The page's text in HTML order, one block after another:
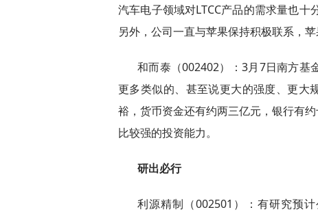
汽车电子领域对LTCC产品的需求量也十
另外，公司一直与苹果保持积极联系，苹
和而泰（002402）：3月7日南方基
更多类似的、甚至说更大的强度、更大
裕，货币资金还有约两三亿元，银行有
比较强的投资能力。
研出必行
利源精制（002501）：有研究预